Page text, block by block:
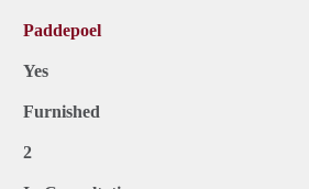
Paddepoel
Yes
Furnished
2